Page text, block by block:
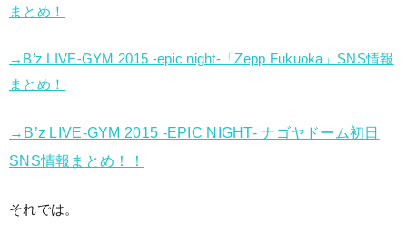
まとめ！
→B’z LIVE-GYM 2015 -epic night-「Zepp Fukuoka」SNS情報
まとめ！
→B’z LIVE-GYM 2015 -EPIC NIGHT- ナゴヤドーム初日
SNS情報まとめ！！
それでは。